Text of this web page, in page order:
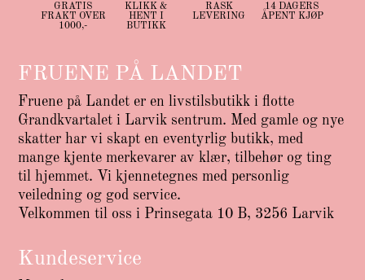
GRATIS
FRAKT OVER
1000,-
KLIKK &
HENT I
BUTIKK
RASK
LEVERING
14 DAGERS
ÅPENT KJØP
FRUENE PÅ LANDET
Fruene på Landet er en livstilsbutikk i flotte
Grandkvartalet i Larvik sentrum. Med gamle og nye
skatter har vi skapt en eventyrlig butikk, med
mange kjente merkevarer av klær, tilbehør og ting
til hjemmet. Vi kjennetegnes med personlig
veiledning og god service.
Velkommen til oss i Prinsegata 10 B, 3256 Larvik
Kundeservice